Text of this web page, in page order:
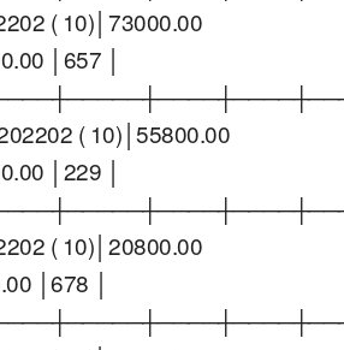
( 10)│73000.00
│657 │
( 10)│55800.00
│229 │
( 10)│20800.00
│678 │